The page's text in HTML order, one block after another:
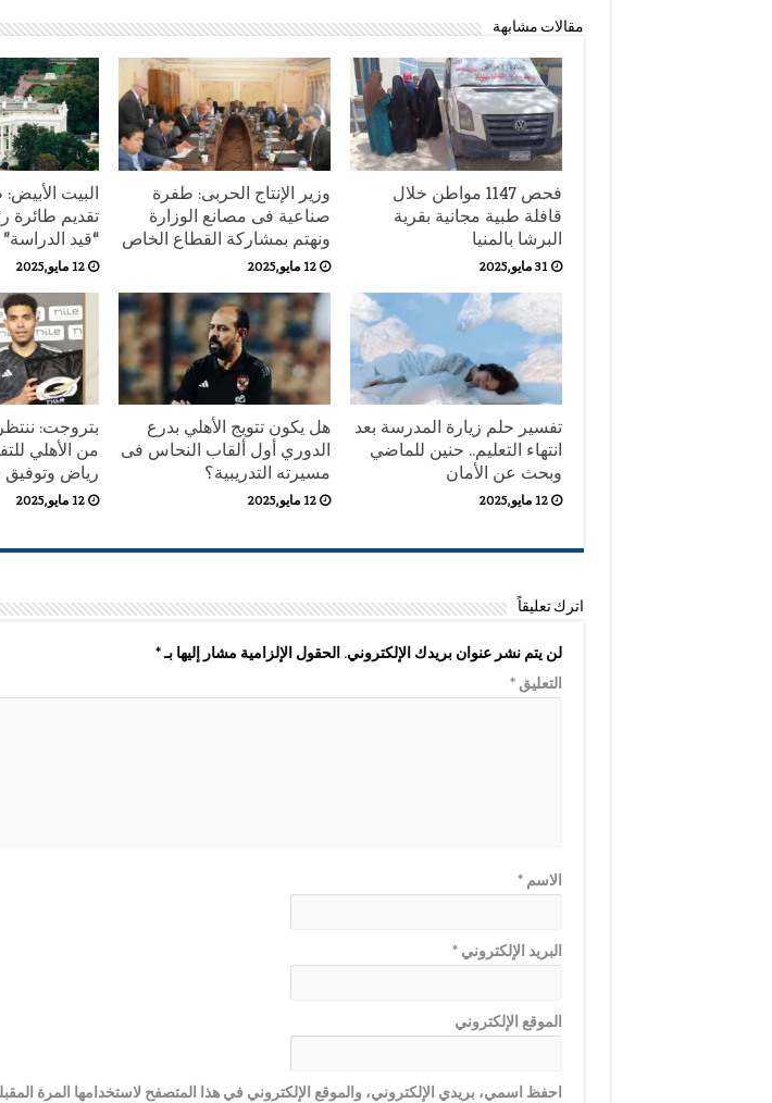
مقالات مشابهة
فحص 1147 مواطن خلال
قافلة طبية مجانية بقرية
البرشا بالمنيا
31 مايو,2025
وزير الإنتاج الحربى: طفرة
صناعية فى مصانع الوزارة
ونهتم بمشاركة القطاع الخاص
12 مايو,2025
البيت
تقديم طائرة
“قيد الدراسة”
12 مايو,2025
تفسير حلم زيارة المدرسة بعد
انتهاء التعليم.. حنين للماضي
وبحث عن الأمان
12 مايو,2025
هل يكون تتويج الأهلي بدرع
الدوري أول ألقاب النحاس فى
مسيرته التدريبية؟
12 مايو,2025
بتروجت:
من الأهلي
رياض
12 مايو,2025
اترك تعليقاً
لن يتم نشر عنوان بريدك الإلكتروني. الحقول الإلزامية مشار إليها بـ*
التعليق*
الاسم*
البريد الإلكتروني*
الموقع الإلكتروني
احفظ اسمي، بريدي الإلكتروني، والموقع الإلكتروني في هذا المتصفح لاستخدامها المرة